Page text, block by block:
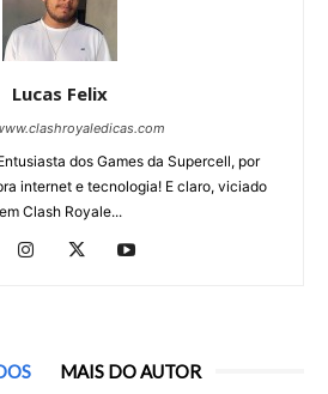
Lucas Felix
dos Games da Supercell, por
internet e tecnologia! E claro, viciado
em Clash Royale...
MAIS DO AUTOR